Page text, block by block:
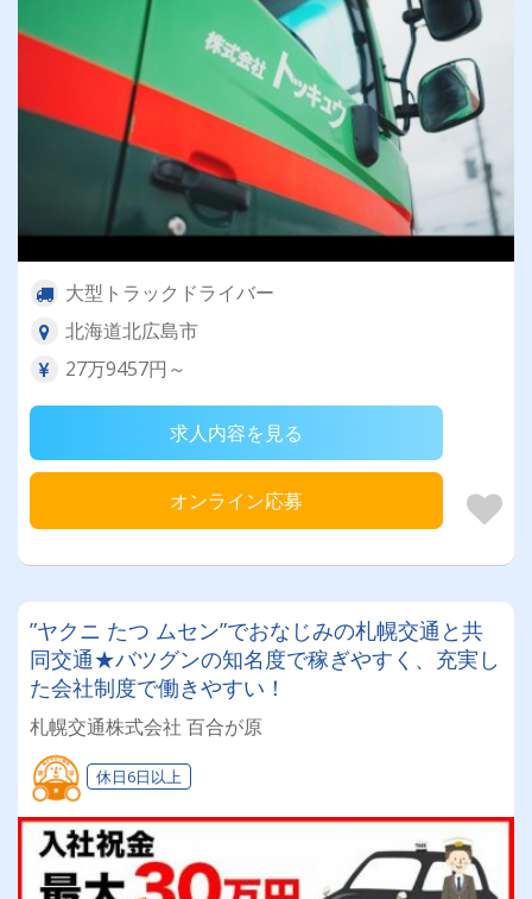
大型トラックドライバー
北海道北広島市
27万9457円～
求人内容を見る
オンライン応募
”ヤクニ たつ ムセン”でおなじみの札幌交通と共
同交通★バツグンの知名度で稼ぎやすく、充実し
た会社制度で働きやすい！
札幌交通株式会社 百合が原
休日6日以上